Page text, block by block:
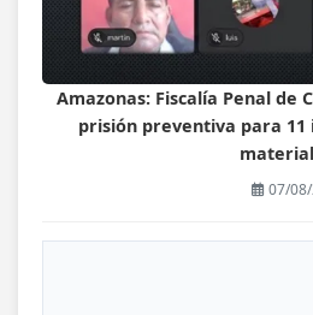
Amazonas: Fiscalía Penal de
prisión preventiva para
07/